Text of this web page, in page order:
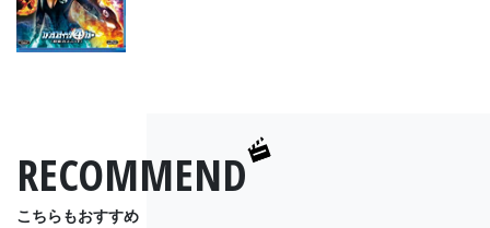
RECOMMEND
こちらもおすすめ